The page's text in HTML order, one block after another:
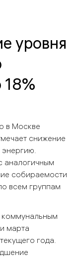
уровня
18%
в Москве
снижение
аналогичным
собираемости
всем группам
марта
года.